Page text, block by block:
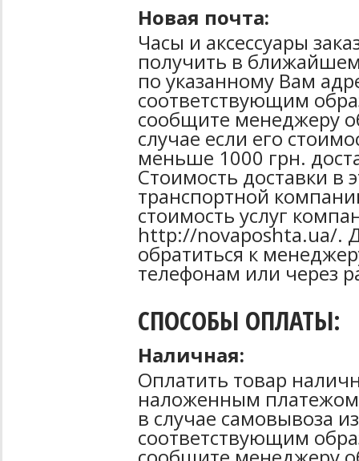
Новая почта:
Часы и аксессуары
получить в
по указанному Вам
соответствующим
сообщите менеджеру
случае если его
меньше 1000 грн.
Стоимость доставки в
транспортной
стоимость услуг
http://novaposhta.ua/.
обратиться к
телефонам или через
СПОСОБЫ ОПЛАТЫ:
Наличная:
Оплатить товар
наложенным
в случае самовывоза
соответствующим